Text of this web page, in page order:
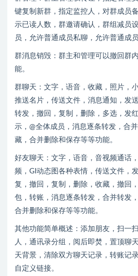
键复制新群，指定监控人，对群成员
示已读人数，群邀请确认，群组减员
员，允许普通成员私聊，允许普通成
群消息销毁：群主和管理可以撤回群
能。
群聊天：文字，语音，收藏，照片，
推送名片，传送文件，消息通知，发
转发，撤回，复制，删除，多选，发
示，@全体成员，消息逐条转发，合
藏，合并删除和保存等等功能。
好友聊天：文字，语音，音视频通话
频，GI动态图各种表情，传送文件，
复，撤回，复制，删除，收藏，撤回
包，转账，消息逐条转发，合并转发
合并删除和保存等等功能。
其他功能简单概述：添加朋友，扫一
人，通讯录分组，阅后即焚，置顶聊
天背景，清除双方聊天记录，转账记
自定义链接。